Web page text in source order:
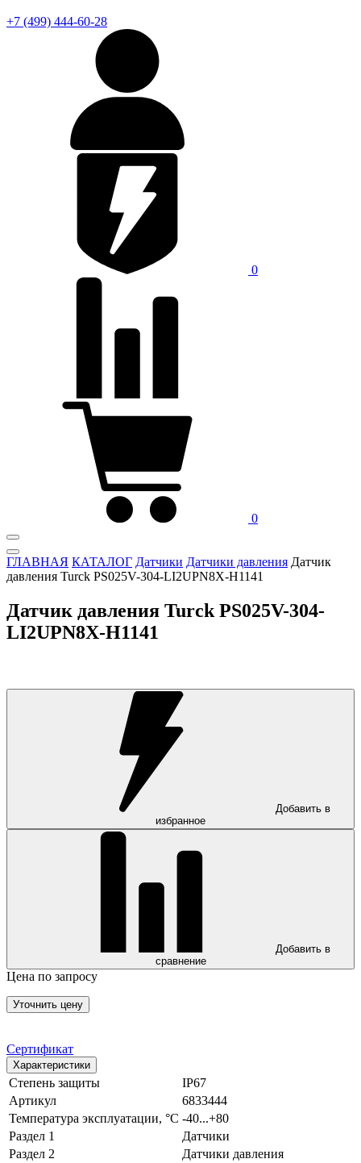
+7 (499) 444-60-28
0
0
ГЛАВНАЯ КАТАЛОГ Датчики Датчики давления Датчик
давления Turck PS025V-304-LI2UPN8X-H1141
Датчик давления Turck PS025V-304-
LI2UPN8X-H1141
Добавить в
избранное
Добавить в
сравнение
Цена по запросу
Уточнить цену
Сертификат
Характеристики
Степень защиты
IP67
Артикул
6833444
Температура эксплуатации, °С -40...+80
Раздел 1
Датчики
Раздел 2
Датчики давления